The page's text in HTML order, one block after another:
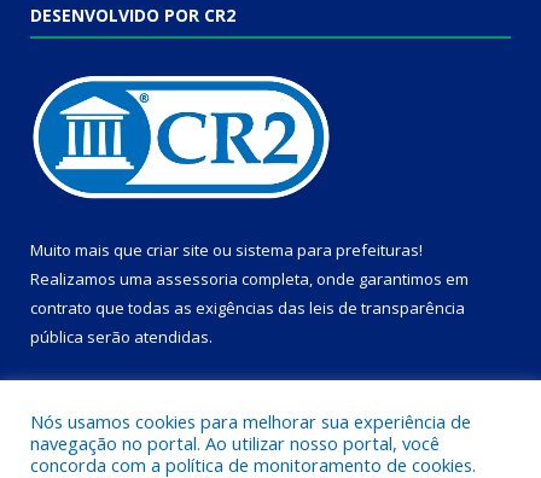
DESENVOLVIDO POR CR2
Muito mais que criar site ou sistema para prefeituras!
Realizamos uma assessoria completa, onde garantimos em
contrato que todas as exigências das leis de transparência
pública serão atendidas.
Nós usamos cookies para melhorar sua experiência de
navegação no portal. Ao utilizar nosso portal, você
concorda com a política de monitoramento de cookies.